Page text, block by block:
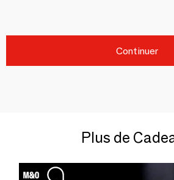
Continuer
Plus de